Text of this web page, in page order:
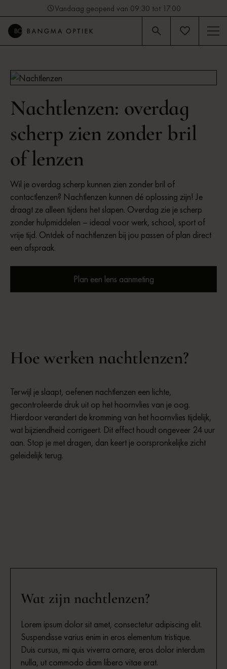
Vandaag geopend van 09:30 tot 17:00
4.9
Beoordeling op Google (92)
Nachtlenzen: overdag
scherp zien zonder bril
of lenzen
Wil je overdag scherp kunnen zien zonder bril of
contactlenzen? Nachtlenzen kunnen dé oplossing zijn! Je
draagt ze alleen tijdens het slapen. Overdag zie je scherp
zonder hulpmiddelen – ideaal voor werk, school, sport of
vrije tijd. Ontdek of nachtlenzen bij jou passen of plan direct
een afspraak.
Plan een lens aanmeting
Hoe werken nachtlenzen?
Terwijl je slaapt, oefenen nachtlenzen een lichte,
gecontroleerde druk uit op het hoornvlies van je oog.
Hierdoor verandert de kromming van het hoornvlies tijdelijk,
wat bijziendheid corrigeert. Dit effect houdt ongeveer 24 uur
aan. Stop je met dragen, dan keert je oorspronkelijke zicht
geleidelijk terug.
Wat zijn nachtlenzen?
Lorem ipsum dolor sit amet, consectetur adipiscing elit.
Suspendisse varius enim in eros elementum tristique.
Duis cursus, mi quis viverra ornare, eros dolor interdum
nulla, ut commodo diam libero vitae erat.